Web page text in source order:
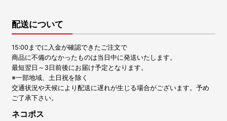
配送について
15:00までに入金が確認できたご注文で
商品に不備のなかったものは当日中に発送いたします。
最短翌日～3日前後にお届け予定となります。
※一部地域、土日祝を除く
交通状況や天候により配送に遅れが生じる場合がございます。予め
ご了承下さい。
ネコポス